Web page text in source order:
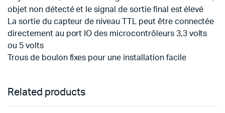
objet non détecté et le signal de sortie final est élevé
La sortie du capteur de niveau TTL peut être connectée
directement au port IO des microcontrôleurs 3,3 volts
ou 5 volts
Trous de boulon fixes pour une installation facile
Related products